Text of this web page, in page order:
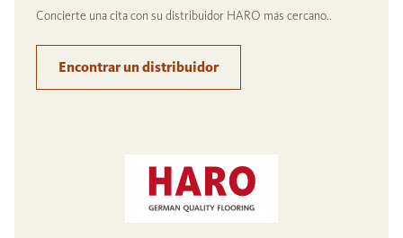
Concierte una cita con su distribuidor HARO más cercano..
Encontrar un distribuidor